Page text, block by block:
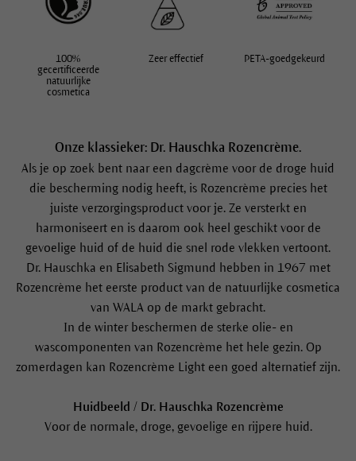
Onze klassieker: Dr. Hauschka Rozencrème.
Als je op zoek bent naar een dagcrème voor de droge huid
die bescherming nodig heeft, is Rozencrème precies het
juiste verzorgingsproduct voor je. Ze versterkt en
harmoniseert en is daarom ook heel geschikt voor de
gevoelige huid of de huid die snel rode vlekken vertoont.
Dr. Hauschka en Elisabeth Sigmund hebben in 1967 met
Rozencrème het eerste product van de natuurlijke cosmetica
van WALA op de markt gebracht.
In de winter beschermen de sterke olie- en
wascomponenten van Rozencrème het hele gezin. Op
zomerdagen kan Rozencrème Light een goed alternatief zijn.
Huidbeeld / Dr. Hauschka Rozencrème
Voor de normale, droge, gevoelige en rijpere huid.
100%
gecertificeerde
natuurlijke
cosmetica
Zeer effectief PETA-goedgekeurd